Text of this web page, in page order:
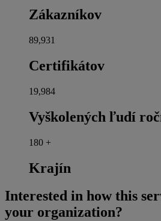
Zákazníkov
90,000
Certifikátov
20,000
Vyškolených ľudí
180 +
Krajín
Interested in how this
your organization?